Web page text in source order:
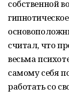
собственной
считал, что
весьма
самому себя
работать со